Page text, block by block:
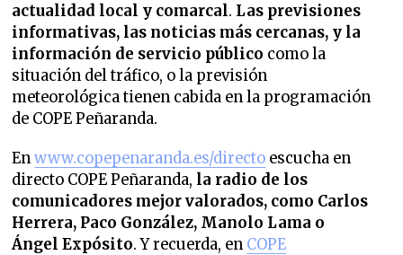
actualidad local y comarcal. Las previsiones
informativas, las noticias más cercanas, y la
información de servicio público como la
situación del tráfico, o la previsión
meteorológica tienen cabida en la programación
de COPE Peñaranda.
Enwww.copepenaranda.es/directo escucha en
directo COPE Peñaranda, la radio de los
comunicadores mejor valorados, como Carlos
Herrera, Paco González, Manolo Lama o
Ángel Expósito. Y recuerda, en COPE